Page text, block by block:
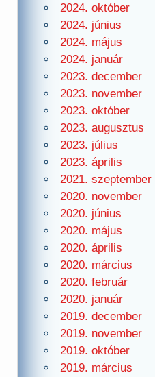
2024. október
2024. június
2024. május
2024. január
2023. december
2023. november
2023. október
2023. augusztus
2023. július
2023. április
2021. szeptember
2020. november
2020. június
2020. május
2020. április
2020. március
2020. február
2020. január
2019. december
2019. november
2019. október
2019. március